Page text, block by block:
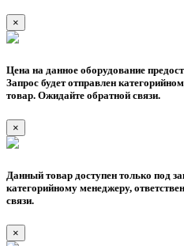
×
Цена на данное оборудование
Запрос будет отправлен
товар. Ожидайте обратной связи.
×
Данный товар доступен только под
категорийному менеджеру,
связи.
×